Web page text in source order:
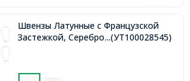
Швензы Латунные с Французской
Застежкой, Серебро, 33х14х0.7,
...(УТ100028545)